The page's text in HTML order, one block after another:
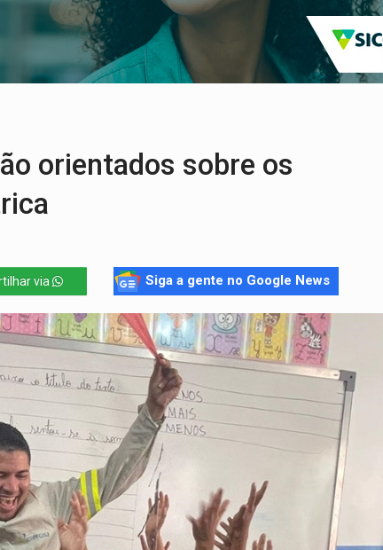
de Porto Velho pede exoneração do cargo
e exames especializados durante expedição do SUS
R$ 8,5 bilhões e RO projeta alta de 8,8%
orientados sobre os
via Siga a gente no Google News